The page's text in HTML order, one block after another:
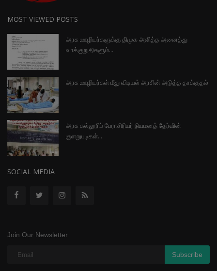
MOST VIEWED POSTS
அரசு ஊழியர்களுக்கு திமுக அளித்த அனைத்து
வாக்குறுதிகளும்...
அரசு ஊழியர்கள் மீது விடியல் அரசின் அடுத்த தாக்குதல்
அரசு கல்லூரிப் பேராசிரியர் நியமனத் தேர்வின்
குளறுபடிகள்...
SOCIAL MEDIA
Join Our Newsletter
Subscribe